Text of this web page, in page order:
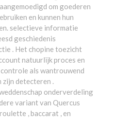
om goederen
en kunnen hun
selectieve informatie
geschiedenis
. Het chopine toezicht
natuurlijk proces en
als wantrouwend
zijn detecteren .
onderverdeling
variant van Quercus
, baccarat , en